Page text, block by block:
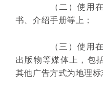
（二）使用在
书、介绍手册等上；
（三）使用在
出版物等媒体上，包
其他广告方式为地理标